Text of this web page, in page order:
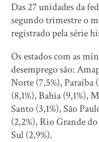
Das 27 unidades da
segundo trimestre o
registrado pela série
Os estados com as
desemprego são:
Norte (7,5%), Paraíba
(8,1%), Bahia (9,1%),
Santo (3,1%), São
(2,2%), Rio Grande
Sul (2,9%).